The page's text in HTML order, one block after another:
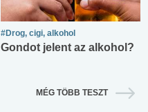
#Drog, cigi, alkohol
Gondot jelent az alkohol?
MÉG TÖBB TESZT